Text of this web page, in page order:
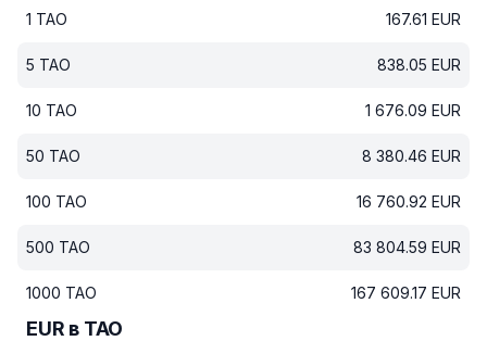
1 TAO 167.61 EUR
5 TAO 838.05 EUR
10 TAO 1 676.09 EUR
50 TAO 8 380.46 EUR
100 TAO 16 760.92 EUR
500 TAO 83 804.59 EUR
1000 TAO 167 609.17 EUR
EUR в TAO